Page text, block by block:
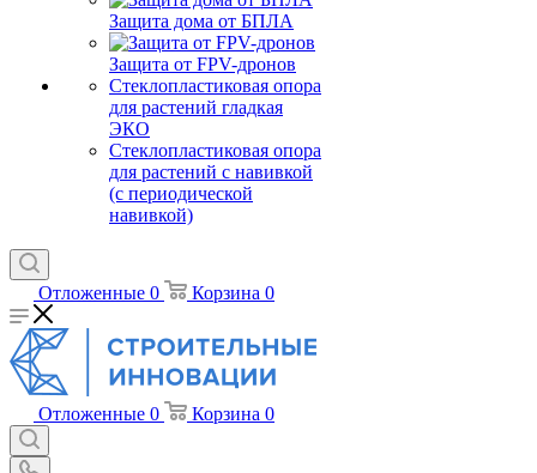
Защита дома от БПЛА
Защита от FPV-дронов
Стеклопластиковая опора
для растений гладкая
ЭКО
Стеклопластиковая опора
для растений с навивкой
(с периодической
навивкой)
Отложенные 0 Корзина 0
Отложенные 0 Корзина 0